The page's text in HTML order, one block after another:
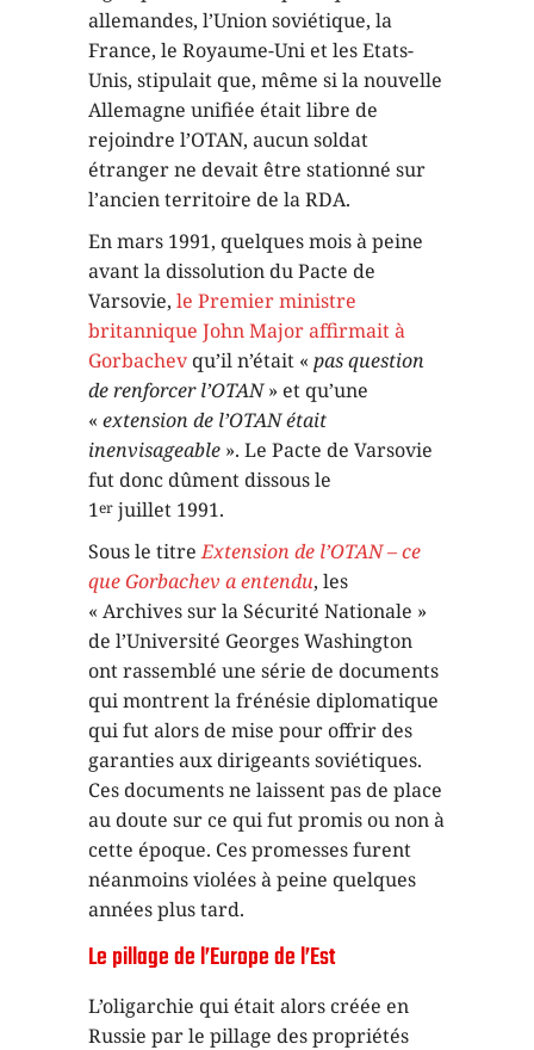
allemandes, l’Union soviétique, la
France, le Royaume-Uni et les Etats-
Unis, stipulait que, même si la nouvelle
Allemagne unifiée était libre de
rejoindre l’OTAN, aucun soldat
étranger ne devait être stationné sur
l’ancien territoire de la RDA.
En mars 1991, quelques mois à peine
avant la dissolution du Pacte de
Varsovie, le Premier ministre
britannique John Major affirmait à
Gorbachevqu’il n’était « pas question
de renforcer l’OTAN» et qu’une
« extension de l’OTAN était
inenvisageable ». Le Pacte de Varsovie
fut donc dûment dissous le
1er juillet 1991.
Sous le titreExtension de l’OTAN – ce
que Gorbachev a entendu, les
« Archives sur la Sécurité Nationale »
de l’Université Georges Washington
ont rassemblé une série de documents
qui montrent la frénésie diplomatique
qui fut alors de mise pour offrir des
garanties aux dirigeants soviétiques.
Ces documents ne laissent pas de place
au doute sur ce qui fut promis ou non à
cette époque. Ces promesses furent
néanmoins violées à peine quelques
années plus tard.
Le pillage de l’Europe de l’Est
L’oligarchie qui était alors créée en
Russie par le pillage des propriétés